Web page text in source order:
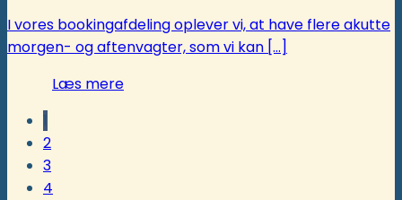
I vores bookingafdeling oplever vi, at have flere akutte
morgen- og aftenvagter, som vi kan [...]
Læs mere
1
2
3
4